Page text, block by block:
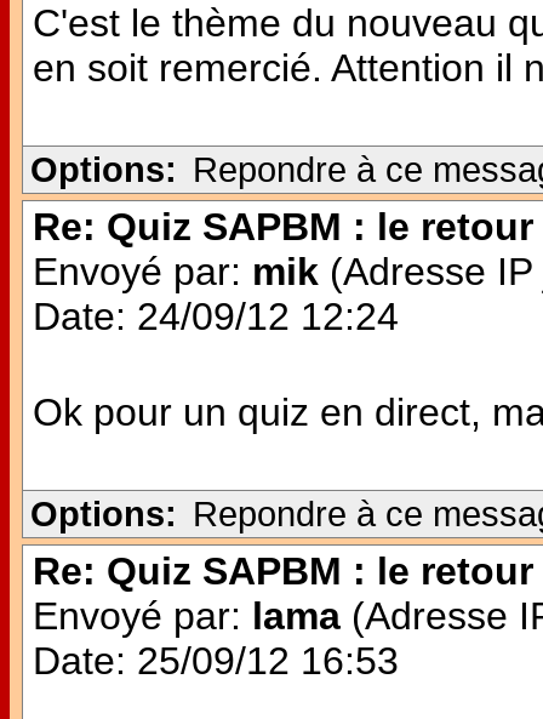
C'est le thème du nouveau
en soit remercié. Attention il
Options: Repondre à ce
Re: Quiz SAPBM : le retour
Envoyé par: mik (Adresse
Date: 24/09/12 12:24
Ok pour un quiz en direct,
Options: Repondre à ce
Re: Quiz SAPBM : le retour
Envoyé par: lama (Adresse
Date: 25/09/12 16:53